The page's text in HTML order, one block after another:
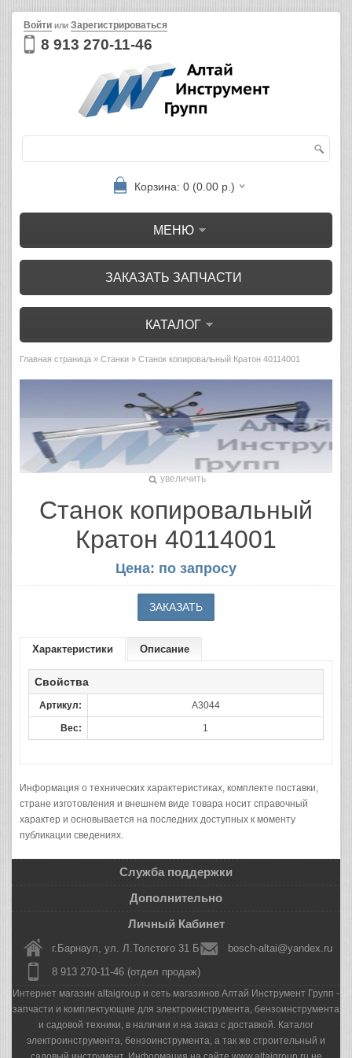
8 913 270-11-46
Войти или Зарегистрироваться
Корзина: 0 (0.00 р.)
МЕНЮ
ЗАКАЗАТЬ ЗАПЧАСТИ
КАТАЛОГ
Главная страница » Станки » Станок копировальный Кратон 40114001
увеличить
Станок копировальный
Кратон 40114001
Цена: по запросу
Характеристики Описание
Свойства
Артикул: A3044
Вес: 1
Информация о технических характеристиках, комплекте поставки,
стране изготовления и внешнем виде товара носит справочный
характер и основывается на последних доступных к моменту
публикации сведениях.
Служба поддержки
Дополнительно
Личный Кабинет
г.Барнаул, ул. Л.Толстого 31 Б
bosch-altai@yandex.ru
8 913 270-11-46 (отдел продаж)
Интернет магазин altaigroup и сеть магазинов Алтай Инструмент Групп -
запчасти и комплектующие для электроинструмента, бензоинструмента
и садовой техники, в наличии и на заказ с доставкой. Каталог
электроинструмента, бензоинструмента, а так же строительный и